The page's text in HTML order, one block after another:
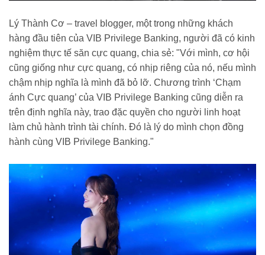
Lý Thành Cơ – travel blogger, một trong những khách
hàng đầu tiên của VIB Privilege Banking, người đã có kinh
nghiệm thực tế săn cực quang, chia sẻ: "Với mình, cơ hội
cũng giống như cực quang, có nhịp riêng của nó, nếu mình
chậm nhịp nghĩa là mình đã bỏ lỡ. Chương trình ‘Chạm
ánh Cực quang’ của VIB Privilege Banking cũng diễn ra
trên định nghĩa này, trao đặc quyền cho người linh hoạt
làm chủ hành trình tài chính. Đó là lý do mình chọn đồng
hành cùng VIB Privilege Banking."